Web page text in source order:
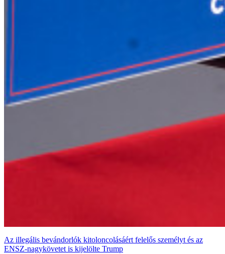
Az illegális bevándorlók kitoloncolásáért felelős személyt és az
ENSZ-nagykövetet is kijelölte Trump